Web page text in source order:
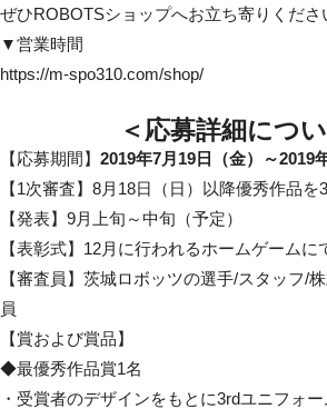
ぜひROBOTSショップへお立ち寄りくださ
▼営業時間
https://m-spo310.com/shop/
＜応募詳細につ
【応募期間】 2019年7月19日（金）～2019
【1次審査】8月18日（日）以降優秀作品を
【発表】9月上旬～中旬（予定）
【表彰式】12月に行われるホームゲームに
【審査員】茨城ロボッツの選手/スタッフ/
員
【賞および賞品】
◆最優秀作品賞1名
・受賞者のデザインをもとに3rdユニフォ